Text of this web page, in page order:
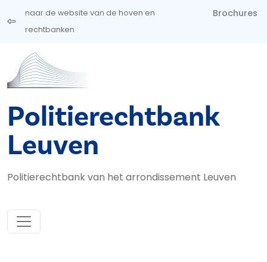
Overslaan en naar de inhoud gaan
naar de website van de hoven en
rechtbanken
Brochures
Politierechtbank
Leuven
Politierechtbank van het arrondissement Leuven